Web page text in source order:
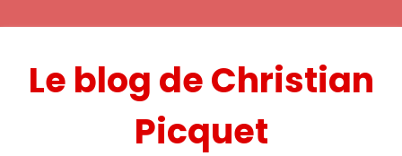
Le blog de Christian
Picquet